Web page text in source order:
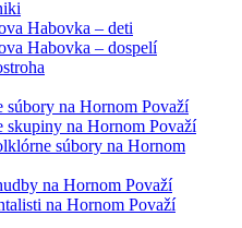
Habovka – deti
Habovka – dospelí
súbory na Hornom Považí
skupiny na Hornom Považí
súbory na Hornom
na Hornom Považí
na Hornom Považí